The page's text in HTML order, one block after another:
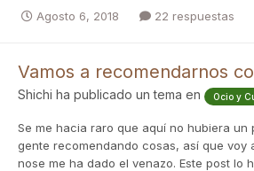
Agosto 6, 2018 22 respuestas
Vamos a recomendarnos
Shichi ha publicado un tema en Ocio y
Se me hacia raro que aquí no hubiera un
gente recomendando cosas, así que voy
nose me ha dado el venazo. Este post lo